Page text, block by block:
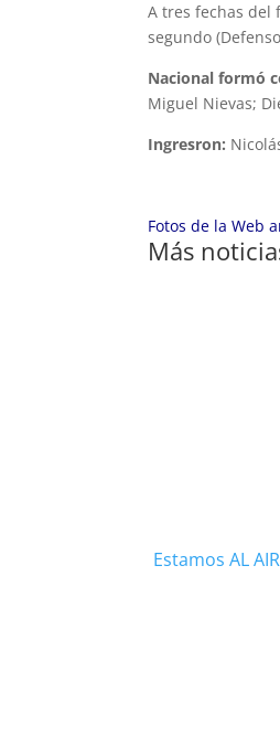
A tres fechas del
segundo
Nacional formó
Miguel Nievas;
Ingresron:
Fotos de la Web
Más
Estamos AL